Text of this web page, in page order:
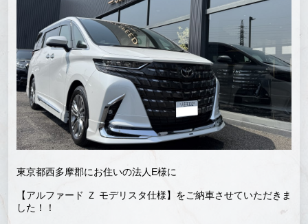
東京都西多摩郡にお住いの法人E様に
【アルファード Ｚ モデリスタ仕様】をご納車させていただきま
した！！